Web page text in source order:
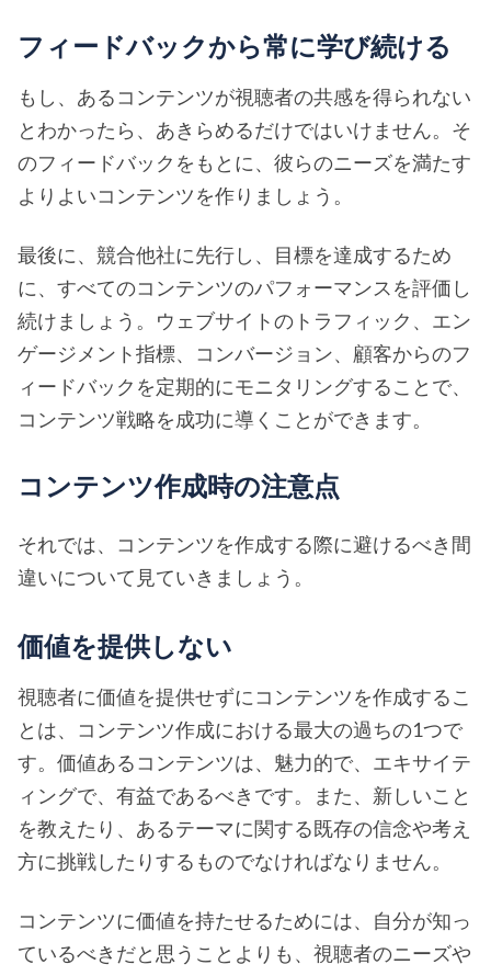
フィードバックから常に学び続ける
もし、あるコンテンツが視聴者の共感を得られない
とわかったら、あきらめるだけではいけません。そ
のフィードバックをもとに、彼らのニーズを満たす
よりよいコンテンツを作りましょう。
最後に、競合他社に先行し、目標を達成するため
に、すべてのコンテンツのパフォーマンスを評価し
続けましょう。ウェブサイトのトラフィック、エン
ゲージメント指標、コンバージョン、顧客からのフ
ィードバックを定期的にモニタリングすることで、
コンテンツ戦略を成功に導くことができます。
コンテンツ作成時の注意点
それでは、コンテンツを作成する際に避けるべき間
違いについて見ていきましょう。
価値を提供しない
視聴者に価値を提供せずにコンテンツを作成するこ
とは、コンテンツ作成における最大の過ちの1つで
す。価値あるコンテンツは、魅力的で、エキサイテ
ィングで、有益であるべきです。また、新しいこと
を教えたり、あるテーマに関する既存の信念や考え
方に挑戦したりするものでなければなりません。
コンテンツに価値を持たせるためには、自分が知っ
ているべきだと思うことよりも、視聴者のニーズや